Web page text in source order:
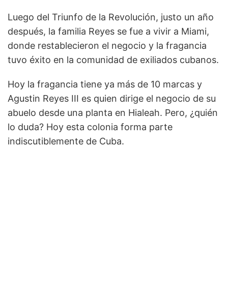
Luego del Triunfo de la Revolución, justo un año
después, la familia Reyes se fue a vivir a Miami,
donde restablecieron el negocio y la fragancia
tuvo éxito en la comunidad de exiliados cubanos.
Hoy la fragancia tiene ya más de 10 marcas y
Agustin Reyes III es quien dirige el negocio de su
abuelo desde una planta en Hialeah. Pero, ¿quién
lo duda? Hoy esta colonia forma parte
indiscutiblemente de Cuba.